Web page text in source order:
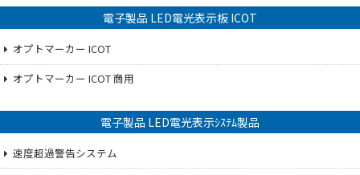
電子製品 LED電光表示板 ICOT
オプトマーカー ICOT
オプトマーカー ICOT 商用
電子製品 LED電光表示ｼｽﾃﾑ製品
速度超過警告システム